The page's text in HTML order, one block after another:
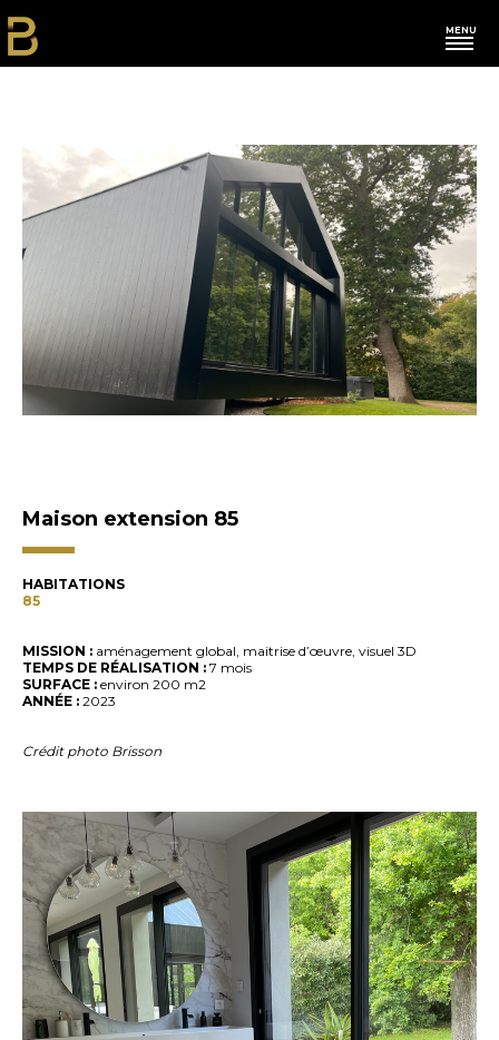
MENU
Restau-Hôtels
Commerces
Bureaux
Franchises
Habitations
Maison extension 85
HABITATIONS
85
MISSION : aménagement global, maitrise d’œuvre, visuel 3D
TEMPS DE RÉALISATION : 7 mois
SURFACE : environ 200 m2
ANNÉE : 2023
Crédit photo Brisson